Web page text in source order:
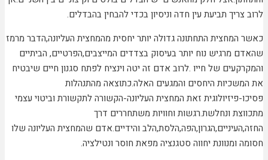
לרוב צריך תביעת עין חדה וניסיון בכדי להבחין בהבדלים.
כאשר המחצית התחתונה גדולה יותר יחסית מהמחצית העליונה,הדבר מרמז
שהאדם מרגיש נוח יותר בעיסוק בצדדים המייצבים,הפרטיים, הביתיים
והמקרקעים של חייו .לרוב אדם זה יטה וינציח לפתח סגנון חיים שיבטיח
את המשכיות היחסים והמגעים האלה.כתוצאה מהתנהלות
פסיכו-פיזיולוגית זאת המחצית העליונה-הקשורה לתקשורת וביטוי עצמי
מתכווצת ונחלשת.רגשות וחוויות משתחררים דרך
החזה,העיניים,הגרון,הפה,הלסת,הלב והידיים.אדם שהמחצית העליונה שלו
חסומה ומנוונת יחווה סטגנציה מפאת חוסר ונטילציה.